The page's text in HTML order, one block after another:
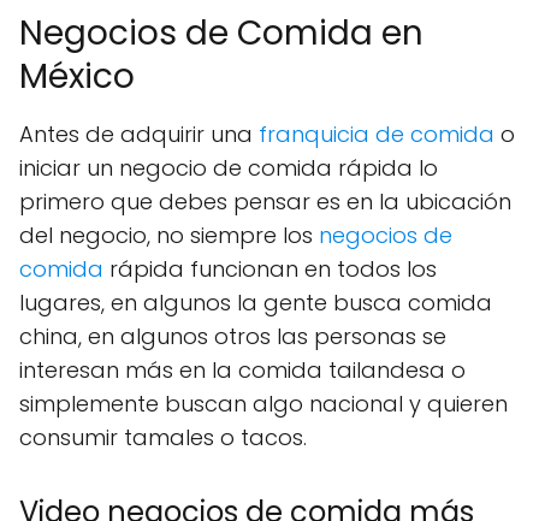
Negocios de Comida en
México
Antes de adquirir una franquicia de comida o
iniciar un negocio de comida rápida lo
primero que debes pensar es en la ubicación
del negocio, no siempre los negocios de
comida rápida funcionan en todos los
lugares, en algunos la gente busca comida
china, en algunos otros las personas se
interesan más en la comida tailandesa o
simplemente buscan algo nacional y quieren
consumir tamales o tacos.
Video negocios de comida más